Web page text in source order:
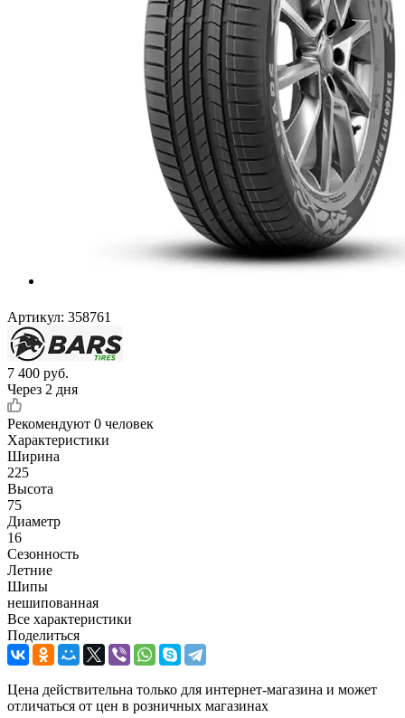
Артикул: 358761
7 400 руб.
Через 2 дня
Рекомендуют 0 человек
Характеристики
Ширина
225
Высота
75
Диаметр
16
Сезонность
Летние
Шипы
нешипованная
Все характеристики
Поделиться
Цена действительна только для интернет-магазина и может
отличаться от цен в розничных магазинах